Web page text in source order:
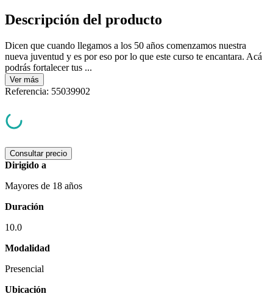
Descripción del producto
Dicen que cuando llegamos a los 50 años comenzamos nuestra
nueva juventud y es por eso por lo que este curso te encantara. Acá
podrás fortalecer tus ...
Ver más
Referencia: 55039902
Consultar precio
Dirigido a
Mayores de 18 años
Duración
10.0
Modalidad
Presencial
Ubicación